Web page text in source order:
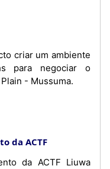
criar um ambiente
para negociar o
- Mussuma.
da ACTF
da ACTF Liuwa